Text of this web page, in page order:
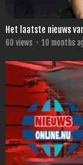
Het laatste nieuws
60 views · 10 months